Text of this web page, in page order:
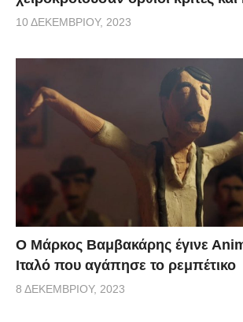
10 ΔΕΚΕΜΒΡΊΟΥ, 2023
Ο Μάρκος Βαμβακάρης έγινε
Ιταλό που αγάπησε το ρεμπέτικο
8 ΔΕΚΕΜΒΡΊΟΥ, 2023